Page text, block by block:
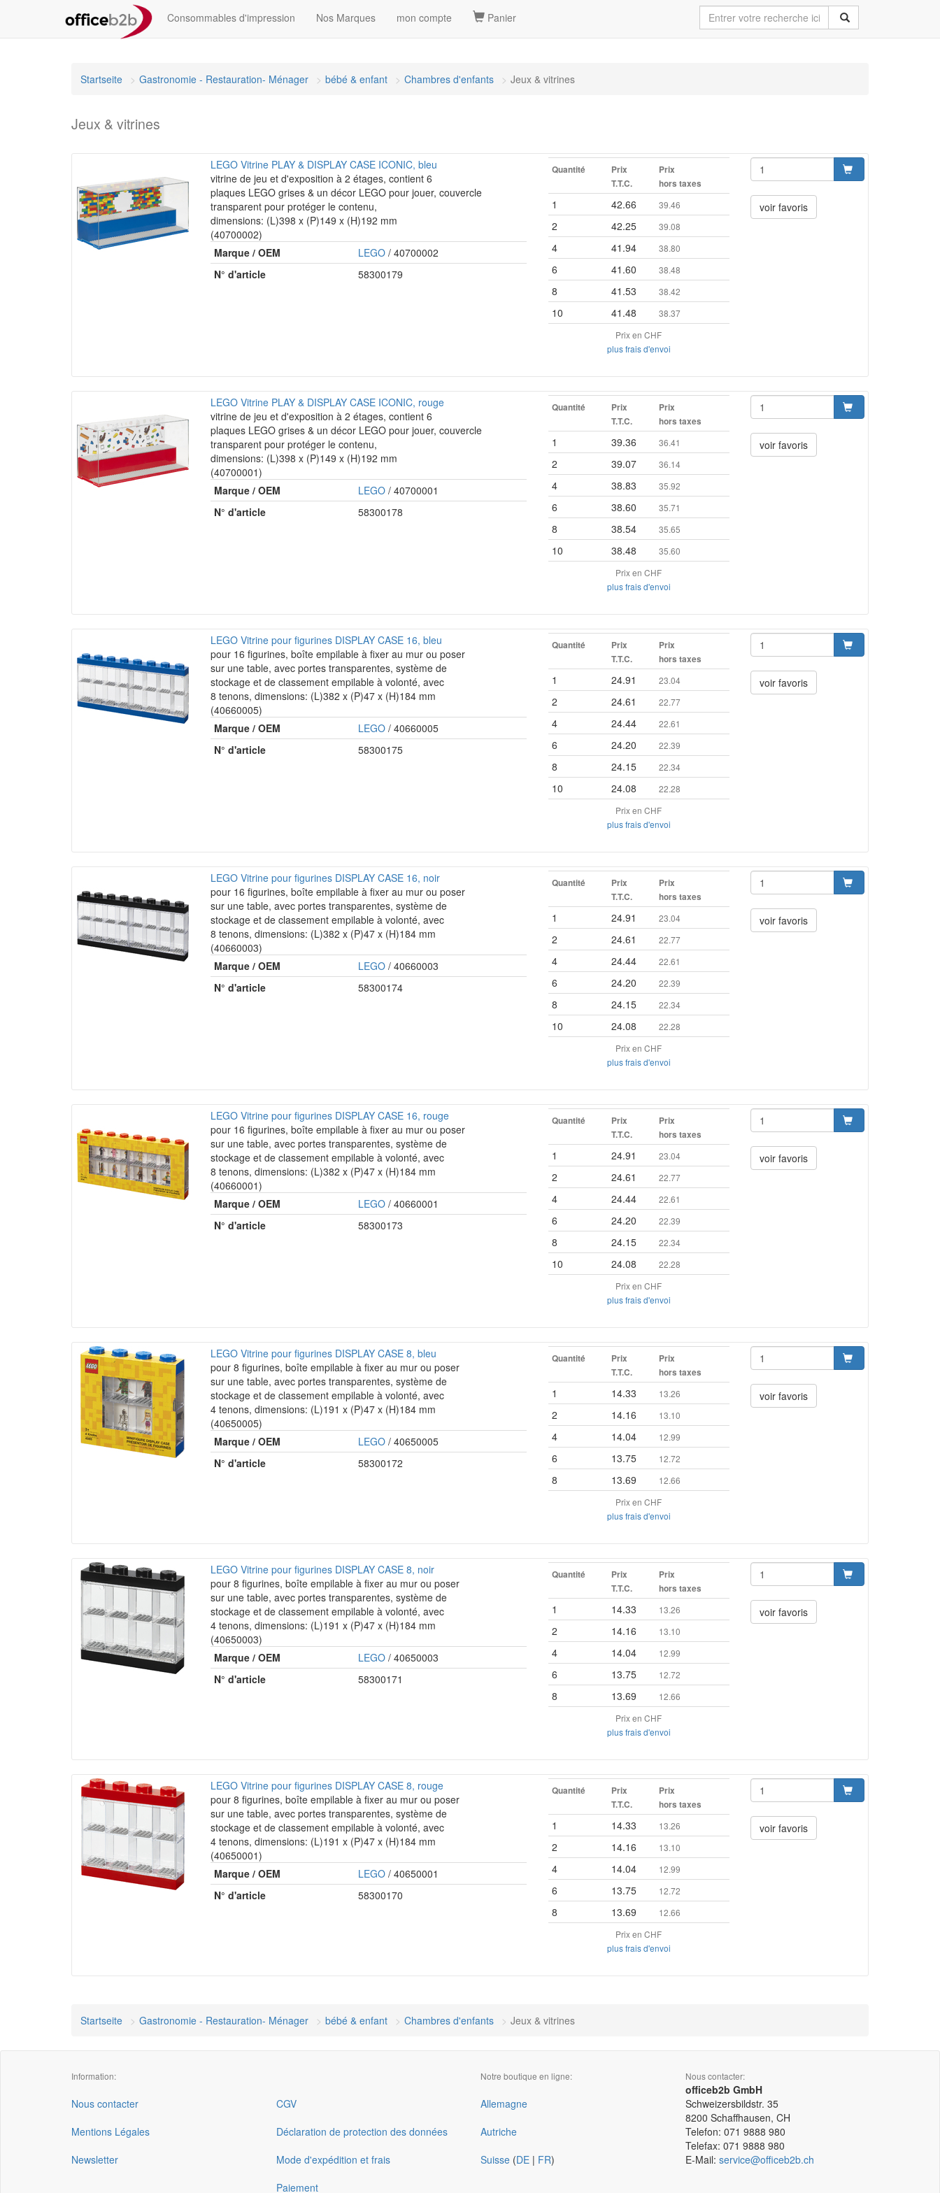
Consommables d'impression Nos Marques mon compte Panier
Startseite Gastronomie - Restauration- Ménager bébé & enfant Chambres d'enfants Jeux & vitrines
Jeux & vitrines
LEGO Vitrine PLAY & DISPLAY CASE ICONIC, bleu
vitrine de jeu et d'exposition à 2 étages, contient 6
plaques LEGO grises & un décor LEGO pour jouer, couvercle
transparent pour protéger le contenu,
dimensions: (L)398 x (P)149 x (H)192 mm
(40700002)
Marque / OEM
LEGO / 40700002
N° d'article
58300179
Quantité
Prix
T.T.C.
Prix
hors taxes
1 42.66 39.46
2 42.25 39.08
4 41.94 38.80
6 41.60 38.48
8 41.53 38.42
10 41.48
38.37
Prix en CHF
plus frais d'envoi
voir favoris
LEGO Vitrine PLAY & DISPLAY CASE ICONIC, rouge
vitrine de jeu et d'exposition à 2 étages, contient 6
plaques LEGO grises & un décor LEGO pour jouer, couvercle
transparent pour protéger le contenu,
dimensions: (L)398 x (P)149 x (H)192 mm
(40700001)
Marque / OEM
LEGO / 40700001
N° d'article
58300178
Quantité
Prix
T.T.C.
Prix
hors taxes
1 39.36 36.41
2 39.07 36.14
4 38.83 35.92
6 38.60 35.71
8 38.54 35.65
10 38.48
35.60
Prix en CHF
plus frais d'envoi
voir favoris
LEGO Vitrine pour figurines DISPLAY CASE 16, bleu
pour 16 figurines, boîte empilable à fixer au mur ou poser
sur une table, avec portes transparentes, système de
stockage et de classement empilable à volonté, avec
8 tenons, dimensions: (L)382 x (P)47 x (H)184 mm
(40660005)
Marque / OEM
LEGO / 40660005
N° d'article
58300175
Quantité
Prix
T.T.C.
Prix
hors taxes
1 24.91 23.04
2 24.61 22.77
4 24.44 22.61
6 24.20 22.39
8 24.15 22.34
10 24.08
22.28
Prix en CHF
plus frais d'envoi
voir favoris
LEGO Vitrine pour figurines DISPLAY CASE 16, noir
pour 16 figurines, boîte empilable à fixer au mur ou poser
sur une table, avec portes transparentes, système de
stockage et de classement empilable à volonté, avec
8 tenons, dimensions: (L)382 x (P)47 x (H)184 mm
(40660003)
Marque / OEM
LEGO / 40660003
N° d'article
58300174
Quantité
Prix
T.T.C.
Prix
hors taxes
1 24.91 23.04
2 24.61 22.77
4 24.44 22.61
6 24.20 22.39
8 24.15 22.34
10 24.08
22.28
Prix en CHF
plus frais d'envoi
voir favoris
LEGO Vitrine pour figurines DISPLAY CASE 16, rouge
pour 16 figurines, boîte empilable à fixer au mur ou poser
sur une table, avec portes transparentes, système de
stockage et de classement empilable à volonté, avec
8 tenons, dimensions: (L)382 x (P)47 x (H)184 mm
(40660001)
Marque / OEM
LEGO / 40660001
N° d'article
58300173
Quantité
Prix
T.T.C.
Prix
hors taxes
1 24.91 23.04
2 24.61 22.77
4 24.44 22.61
6 24.20 22.39
8 24.15 22.34
10 24.08
22.28
Prix en CHF
plus frais d'envoi
voir favoris
LEGO Vitrine pour figurines DISPLAY CASE 8, bleu
pour 8 figurines, boîte empilable à fixer au mur ou poser
sur une table, avec portes transparentes, système de
stockage et de classement empilable à volonté, avec
4 tenons, dimensions: (L)191 x (P)47 x (H)184 mm
(40650005)
Marque / OEM
LEGO / 40650005
N° d'article
58300172
Quantité
Prix
T.T.C.
Prix
hors taxes
1 14.33 13.26
2 14.16 13.10
4 14.04 12.99
6 13.75 12.72
8 13.69
12.66
Prix en CHF
plus frais d'envoi
voir favoris
LEGO Vitrine pour figurines DISPLAY CASE 8, noir
pour 8 figurines, boîte empilable à fixer au mur ou poser
sur une table, avec portes transparentes, système de
stockage et de classement empilable à volonté, avec
4 tenons, dimensions: (L)191 x (P)47 x (H)184 mm
(40650003)
Marque / OEM
LEGO / 40650003
N° d'article
58300171
Quantité
Prix
T.T.C.
Prix
hors taxes
1 14.33 13.26
2 14.16 13.10
4 14.04 12.99
6 13.75 12.72
8 13.69
12.66
Prix en CHF
plus frais d'envoi
voir favoris
LEGO Vitrine pour figurines DISPLAY CASE 8, rouge
pour 8 figurines, boîte empilable à fixer au mur ou poser
sur une table, avec portes transparentes, système de
stockage et de classement empilable à volonté, avec
4 tenons, dimensions: (L)191 x (P)47 x (H)184 mm
(40650001)
Marque / OEM
LEGO / 40650001
N° d'article
58300170
Quantité
Prix
T.T.C.
Prix
hors taxes
1 14.33 13.26
2 14.16 13.10
4 14.04 12.99
6 13.75 12.72
8 13.69
12.66
Prix en CHF
plus frais d'envoi
voir favoris
Startseite Gastronomie - Restauration- Ménager bébé & enfant Chambres d'enfants Jeux & vitrines
Information:
Nous contacter
Mentions Légales
Newsletter
CGV
Déclaration de protection des données
Mode d'expédition et frais
Paiement
Notre boutique en ligne:
Allemagne
Autriche
Suisse (DE | FR)
Nous contacter:
officeb2b GmbH
Schweizersbildstr. 35
8200 Schaffhausen, CH
Telefon: 071 9888 980
Telefax: 071 9888 980
E-Mail: service@officeb2b.ch